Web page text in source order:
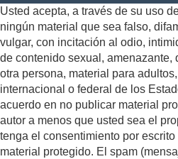
Usted acepta, a través de su uso
ningún material que sea falso,
vulgar, con incitación al odio,
de contenido sexual,
otra persona, material para
internacional o federal de los
acuerdo en no publicar material
autor a menos que usted sea el
tenga el consentimiento por
material protegido. El spam